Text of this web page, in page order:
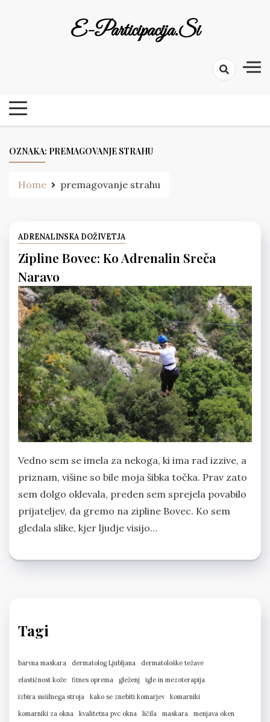
E-Participacija.si
OZNAKA: PREMAGOVANJE STRAHU
Home premagovanje strahu
ADRENALINSKA DOŽIVETJA
Zipline Bovec: Ko Adrenalin Sreča
Naravo
Vedno sem se imela za nekoga, ki ima rad izzive, a
priznam, višine so bile moja šibka točka. Prav zato
sem dolgo oklevala, preden sem sprejela povabilo
prijateljev, da gremo na zipline Bovec. Ko sem
gledala slike, kjer ljudje visijo…
Tagi
barvna maskara dermatolog Ljubljana
dermatološke težave
elastičnost kože
fitnes oprema gleženj
igle in mezoterapija
izbira sušilnega stroja
kako se znebiti komarjev
komarniki
komarniki za okna
kvalitetna pvc okna ličila maskara
menjava oken